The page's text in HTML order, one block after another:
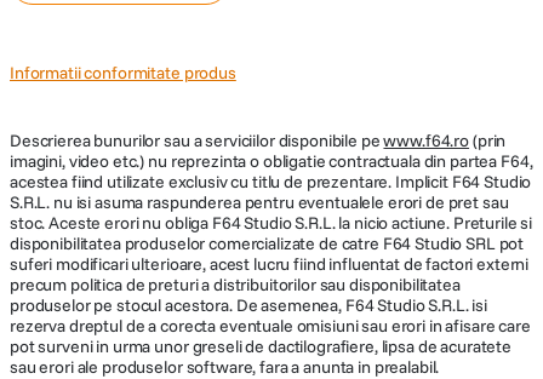
Asistenta FA accepta tranzitii cand folositi FA
Mostenita de la Cinema Line FX6, functia Asistenta FA comuta cursiv
intre focalizare automata si manuala. Schimbarea focalizarii in timpul
inregistrarii este posibila prin rotirea inelului de focalizare, iar FA revine
cand se opreste rotirea inelului.
Informatii conformitate produs
Descrierea bunurilor sau a serviciilor disponibile pewww.f64.ro(prin
imagini, video etc.) nu reprezinta o obligatie contractuala din partea F64,
acestea fiind utilizate exclusiv cu titlu de prezentare. Implicit F64 Studio
S.R.L. nu isi asuma raspunderea pentru eventualele erori de pret sau
stoc. Aceste erori nu obliga F64 Studio S.R.L. la nicio actiune. Preturile si
disponibilitatea produselor comercializate de catre F64 Studio SRL pot
suferi modificari ulterioare, acest lucru fiind influentat de factori externi
precum politica de preturi a distribuitorilor sau disponibilitatea
produselor pe stocul acestora. De asemenea, F64 Studio S.R.L. isi
rezerva dreptul de a corecta eventuale omisiuni sau erori in afisare care
pot surveni in urma unor greseli de dactilografiere, lipsa de acuratete
sau erori ale produselor software, fara a anunta in prealabil.